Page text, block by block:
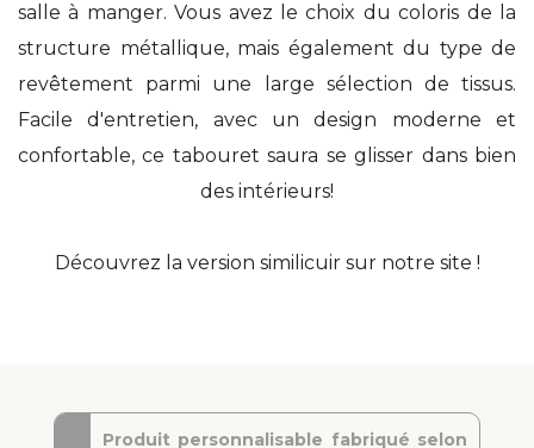
salle à manger. Vous avez le choix du coloris de la
structure métallique, mais également du type de
revêtement parmi une large sélection de tissus.
Facile d'entretien, avec un design moderne et
confortable, ce tabouret saura se glisser dans bien
des intérieurs!
Découvrez la version similicuir sur notre site !
Produit personnalisable fabriqué selon